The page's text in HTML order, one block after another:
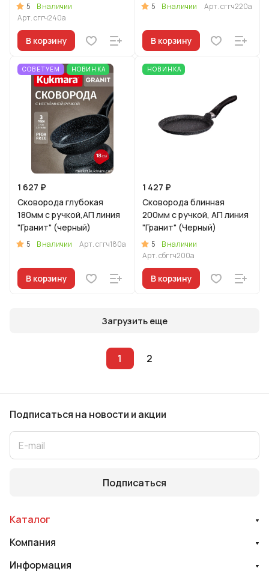
5
В наличии
Арт.сггч240а
В корзину
5 В наличии Арт.сггч220а
В корзину
СОВЕТУЕМ НОВИНКА
1 627 ₽
Сковорода глубокая
180мм с ручкой,АП линия
"Гранит" (черный)
5 В наличии Арт.сггч180а
В корзину
НОВИНКА
1 427 ₽
Сковорода блинная
200мм с ручкой, АП линия
"Гранит" (Черный)
5
В наличии
Арт.сбггч200а
В корзину
Загрузить еще
1 2
Подписаться на новости и акции
Подписаться
Каталог
Компания
Информация